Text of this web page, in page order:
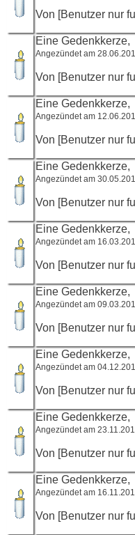
Von [Benutzer nur
Eine Gedenkkerze,
Angezündet am
Von [Benutzer nur
Eine Gedenkkerze,
Angezündet am
Von [Benutzer nur
Eine Gedenkkerze,
Angezündet am
Von [Benutzer nur
Eine Gedenkkerze,
Angezündet am
Von [Benutzer nur
Eine Gedenkkerze,
Angezündet am
Von [Benutzer nur
Eine Gedenkkerze,
Angezündet am
Von [Benutzer nur
Eine Gedenkkerze,
Angezündet am
Von [Benutzer nur
Eine Gedenkkerze,
Angezündet am
Von [Benutzer nur